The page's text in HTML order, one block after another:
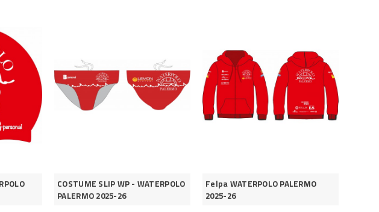
COSTUME SLIP WP - WATERPOLO
PALERMO 2025-26
Felpa WATERPOLO PALERMO
2025-26